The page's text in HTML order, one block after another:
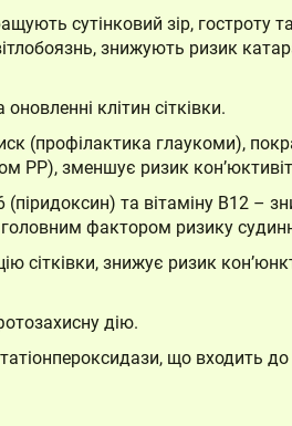
сутінковий зір, гостроту
знижують ризик
клітин сітківки.
(профілактика глаукоми),
РР), зменшує ризик
та вітаміну В12 –
фактором ризику
знижує ризик
дію.
що входить до
Кошик